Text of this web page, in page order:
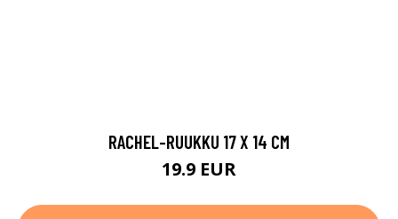
RACHEL-RUUKKU 17 X 14 CM
19.9 EUR